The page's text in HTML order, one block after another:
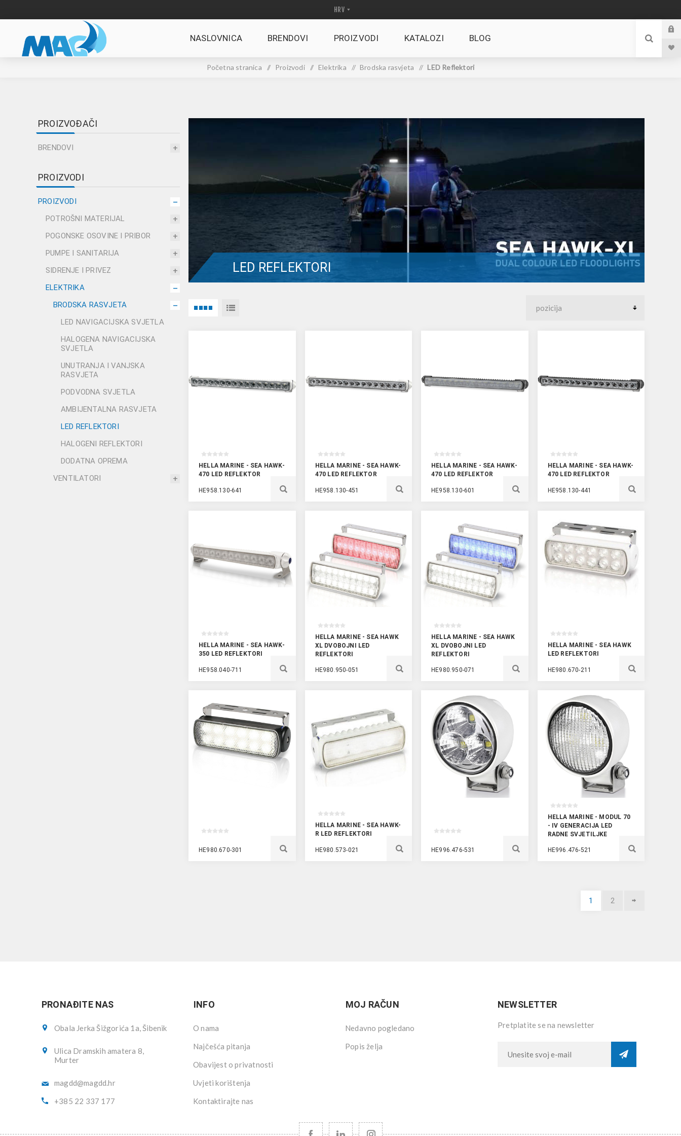
NASLOVNICA BRENDOVI PROIZVODI KATALOZI BLOG
Početna stranica / Proizvodi / Elektrika / Brodska rasvjeta / LED Reflektori
LED REFLEKTORI
HELLA MARINE - SEA HAWK-
470 LED REFLEKTOR
HE958.130-641
HELLA MARINE - SEA HAWK-
470 LED REFLEKTOR
HE958.130-451
HELLA MARINE - SEA HAWK-
470 LED REFLEKTOR
HE958.130-601
HELLA MARINE - SEA HAWK-
470 LED REFLEKTOR
HE958.130-441
HELLA MARINE - SEA HAWK-
350 LED REFLEKTORI
HE958.040-711
HELLA MARINE - SEA HAWK
XL DVOBOJNI LED
REFLEKTORI
HE980.950-051
HELLA MARINE - SEA HAWK
XL DVOBOJNI LED
REFLEKTORI
HE980.950-071
HELLA MARINE - SEA HAWK
LED REFLEKTORI
HE980.670-211
HE980.670-301
HELLA MARINE - SEA HAWK-
R LED REFLEKTORI
HE980.573-021 HE996.476-531
HELLA MARINE - MODUL 70
- IV GENERACIJA LED
RADNE SVJETILJKE
HE996.476-521
1 2
PROIZVOĐAČI
BRENDOVI
PROIZVODI
PROIZVODI
POTROŠNI MATERIJAL
POGONSKE OSOVINE I PRIBOR
PUMPE I SANITARIJA
SIDRENJE I PRIVEZ
ELEKTRIKA
BRODSKA RASVJETA
LED NAVIGACIJSKA SVJETLA
HALOGENA NAVIGACIJSKA
SVJETLA
UNUTRANJA I VANJSKA
RASVJETA
PODVODNA SVJETLA
AMBIJENTALNA RASVJETA
LED REFLEKTORI
HALOGENI REFLEKTORI
DODATNA OPREMA
VENTILATORI
PRONAĐITE NAS
Obala Jerka Šižgorića 1a, Šibenik
Ulica Dramskih amatera 8,
Murter
magdd@magdd.hr
+385 22 337 177
INFO
O nama
Najčešća pitanja
Obavijest o privatnosti
Uvjeti korištenja
Kontaktirajte nas
MOJ RAČUN
Nedavno pogledano
Popis želja
NEWSLETTER
Pretplatite se na newsletter